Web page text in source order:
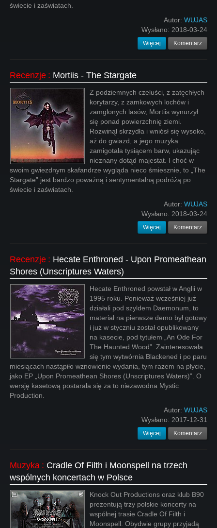
świecie i zaświatach.
Autor: WUJAS
Wysłano: 2018-03-24
Więcej Komentarz
Recenzje : Mortiis - The Stargate
Z podziemnych czeluści, z zatęchłych
korytarzy, z zamkowych lochów i
zamglonych lasów, Mortiis wynurzył
się ponad powierzchnię ziemi.
Rozwinął skrzydła i wniósł się wysoko,
aż do gwiazd, a jego muzyka
zamigotała tysiącem barw, ukazując
nieznany dotąd majestat. I choć w
swoim gwiezdnym skafandrze wygląda nieco śmiesznie, to „The
Stargate” jest bardzo poważną i sentymentalną podróżą po
świecie i zaświatach.
Autor: WUJAS
Wysłano: 2018-03-24
Więcej Komentarz
Recenzje : Hecate Enthroned - Upon Promeathean
Shores (Unscriptures Waters)
Hecate Enthroned powstał w Anglii w
1995 roku. Ponieważ wcześniej już
działali pod szyldem Daemonum, to
materiał na pierwsze demo był gotowy
i już w styczniu został opublikowany
na kasecie, pod tytułem „An Ode For
The Haunted Wood”. Zainteresowała
się tym wytwórnia Blackened i po paru
miesiącach nastąpiło wznowienie wydania, tym razem na płycie,
jako EP „Upon Promeathean Shores (Unscriptures Waters)”. O
wersję kasetową postarała się za to niezawodna Mystic
Production.
Autor: WUJAS
Wysłano: 2017-12-31
Więcej Komentarz
Muzyka : Cradle Of Filth i Moonspell na trzech
wspólnych koncertach w Polsce
Knock Out Productions oraz klub B90
prezentują trzy polskie koncerty na
wspólnej trasie Cradle Of Filth i
Moonspell. Obydwie grupy przyjadą